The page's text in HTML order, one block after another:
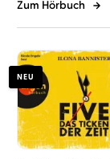
Zum Hörbuch
NEU